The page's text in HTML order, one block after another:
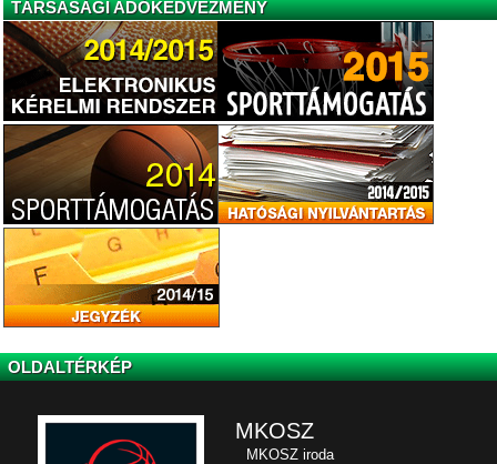
TÁRSASÁGI ADÓKEDVEZMÉNY
OLDALTÉRKÉP
MKOSZ
MKOSZ iroda